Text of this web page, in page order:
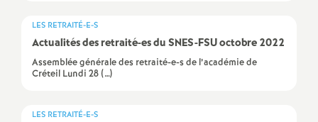
n
t
LES RETRAITÉ-E-S
Actualités des retraité-es duSNES-FSUoctobre 2022
Assemblée générale des retraité-e-s de l’académie de
Créteil Lundi 28 (…)
LES RETRAITÉ-E-S